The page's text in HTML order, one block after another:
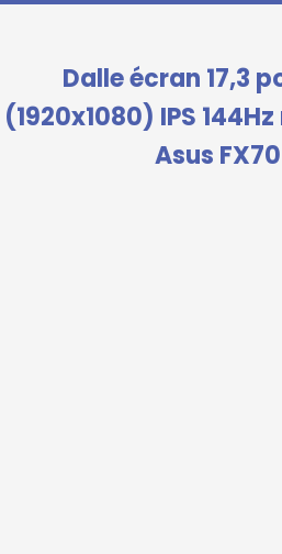
Dalle écran 17,3
(1920x1080) IPS
Asus